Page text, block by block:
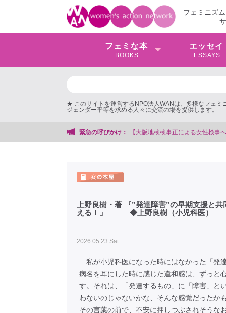
フェミニズ
フェミな本
BOOKS
エッセイ
ESSAYS
★ このサイトを運営するNPO法人WANは、多様なフェミ
ジェンダー平等を求める人々に交流の場を提供します。
緊急の呼びかけ：
【大阪地検検事正による女性検事への性的暴行事件】 ◆女性検事を支援する
上野良樹・著 『”発達障害”の早期支援と
える！」 ◆上野良樹（小児科医）
2026.05.23 Sat
私が小児科医になった時にはなかった「発
病名を耳にした時に感じた違和感は、ずっと
す。それは、「発達するもの」に「障害」と
わないのじゃないかな、そんな感覚だったか
その言葉の前で、不安に押しつぶされそうな